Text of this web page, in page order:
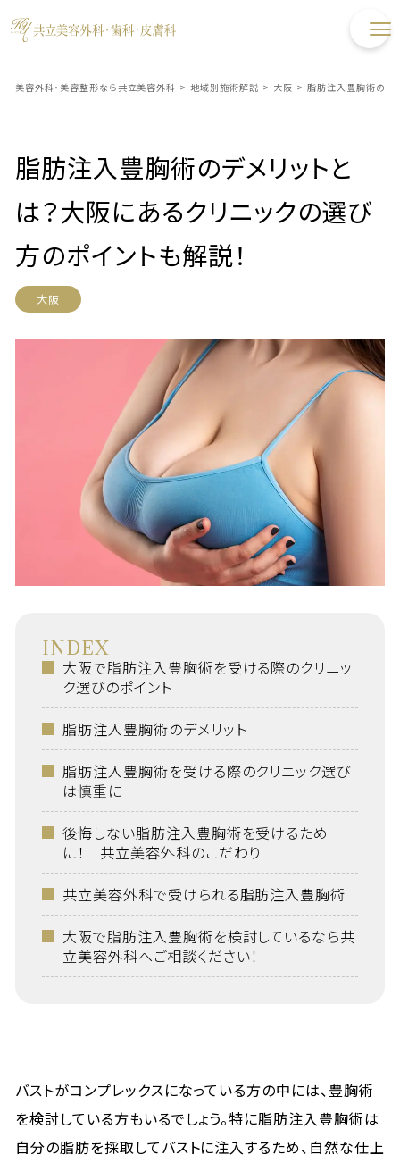
美容外科・美容整形なら共立美容外科 > 地域別施術解説 > 大阪 > 脂肪注入豊胸術のデ
脂肪注入豊胸術のデメリットと
は？大阪にあるクリニックの選び
方のポイントも解説！
大阪
INDEX
大阪で脂肪注入豊胸術を受ける際のクリニッ
ク選びのポイント
脂肪注入豊胸術のデメリット
脂肪注入豊胸術を受ける際のクリニック選び
は慎重に
後悔しない脂肪注入豊胸術を受けるため
に！ 共立美容外科のこだわり
共立美容外科で受けられる脂肪注入豊胸術
大阪で脂肪注入豊胸術を検討しているなら共
立美容外科へご相談ください！
バストがコンプレックスになっている方の中には、豊胸術
を検討している方もいるでしょう。特に脂肪注入豊胸術は
自分の脂肪を採取してバストに注入するため、自然な仕上